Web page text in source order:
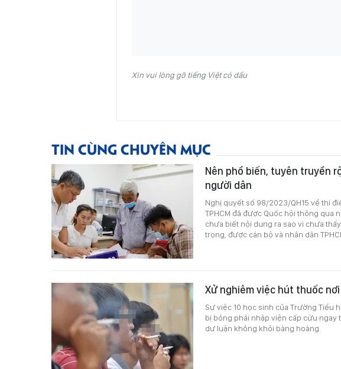
Xin vui lòng gõ tiếng Việt có dấu
TIN CÙNG CHUYÊN MỤC
Nên phổ biến, tuyên truyền
người dân
Nghị quyết số 98/2023/QH15 về thí
TPHCM đã được Quốc hội thông
chưa biết nội dung ra sao vì chưa
trọng, được cán bộ và nhân dân
Xử nghiêm việc hút thuốc
Sự việc 10 học sinh của Trường Tiểu
bị bỏng phải nhập viện cấp cứu ngay
dư luận không khỏi bàng hoàng.